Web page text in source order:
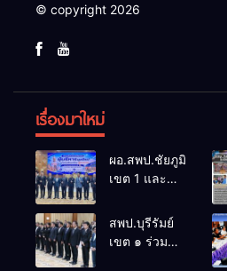
© copyright 2026
เรื่องมาใหม่
ผอ.สพป.ชัยภูมิ
เขต 1 และ
ประชุม
สัมมนาทาง
สพป.บุรีรัมย์
เขต ๑ ร่วม